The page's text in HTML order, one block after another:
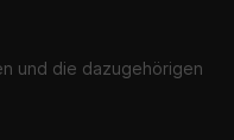
noch je nach Vorliebe
und die dazugehörigen